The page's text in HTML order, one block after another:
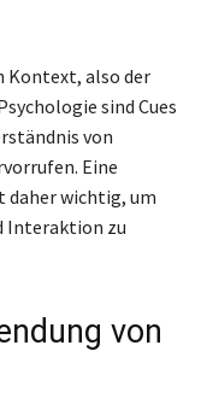
Kontext, also der
sind Cues
von
Eine
daher wichtig, um
Interaktion zu
von